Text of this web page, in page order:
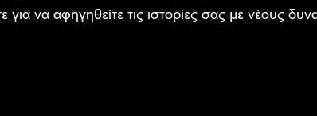
για να αφηγηθείτε τις ιστορίες σας με νέους